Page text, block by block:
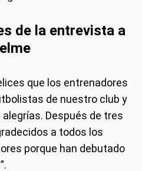
de la entrevista a
que los entrenadores
de nuestro club y
Después de tres
a todos los
porque han debutado